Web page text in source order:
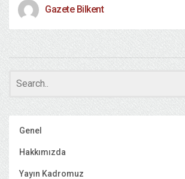
Gazete Bilkent
Genel
Hakkımızda
Yayın Kadromuz